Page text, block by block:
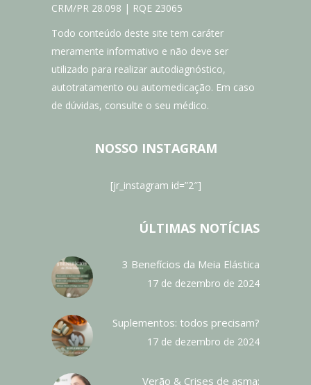
CRM/PR 28.098 | RQE 23065
Todo conteúdo deste site tem caráter
meramente informativo e não deve ser
utilizado para realizar autodiagnóstico,
autotratamento ou automedicação. Em caso
de dúvidas, consulte o seu médico.
NOSSO INSTAGRAM
[jr_instagram id=”2″]
ÚLTIMAS NOTÍCIAS
3 Benefícios da Meia Elástica
17 de dezembro de 2024
Suplementos: todos precisam?
17 de dezembro de 2024
Verão & Crises de asma: